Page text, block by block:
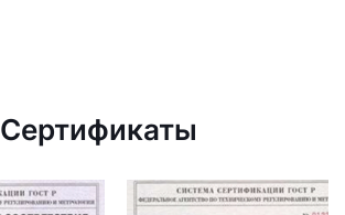
Сертификаты